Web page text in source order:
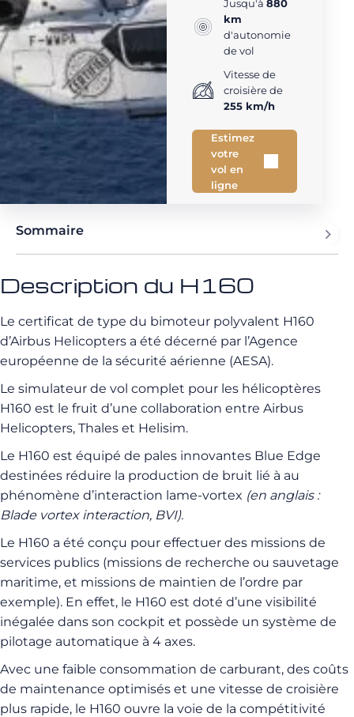
Jusqu'à 880
km
d'autonomie
de vol
Vitesse de
croisière de
255 km/h
Estimez
votre
vol en
ligne
Sommaire
Description du H160
Le certificat de type du bimoteur polyvalent H160
d’Airbus Helicopters a été décerné par l’Agence
européenne de la sécurité aérienne (AESA).
Le simulateur de vol complet pour les hélicoptères
H160 est le fruit d’une collaboration entre Airbus
Helicopters, Thales et Helisim.
Le H160 est équipé de pales innovantes Blue Edge
destinées réduire la production de bruit lié à au
phénomène d’interaction lame-vortex (en anglais :
Blade vortex interaction, BVI).
Le H160 a été conçu pour effectuer des missions de
services publics (missions de recherche ou sauvetage
maritime, et missions de maintien de l’ordre par
exemple). En effet, le H160 est doté d’une visibilité
inégalée dans son cockpit et possède un système de
pilotage automatique à 4 axes.
Avec une faible consommation de carburant, des coûts
de maintenance optimisés et une vitesse de croisière
plus rapide, le H160 ouvre la voie de la compétitivité